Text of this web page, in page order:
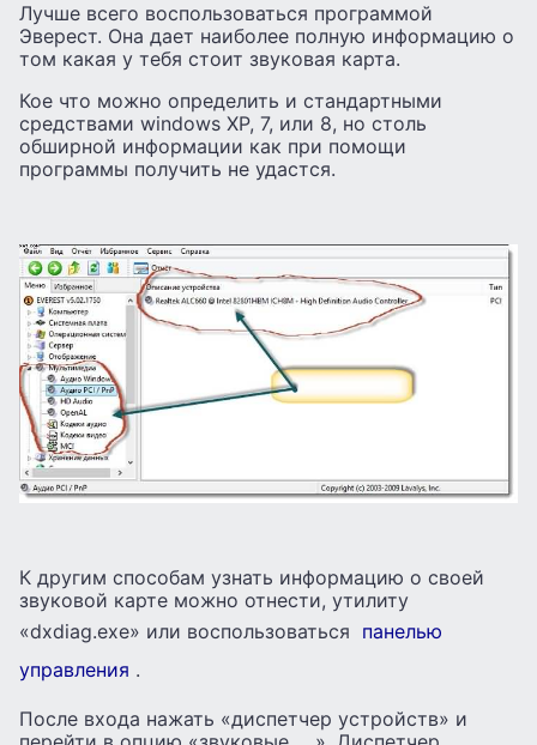
Лучше всего воспользоваться программой
Эверест. Она дает наиболее полную информацию о
том какая у тебя стоит звуковая карта.
Кое что можно определить и стандартными
средствами windows XP, 7, или 8, но столь
обширной информации как при помощи
программы получить не удастся.
К другим способам узнать информацию о своей
звуковой карте можно отнести, утилиту
«dxdiag.exe» или воспользоваться панелью
управления .
После входа нажать «диспетчер устройств» и